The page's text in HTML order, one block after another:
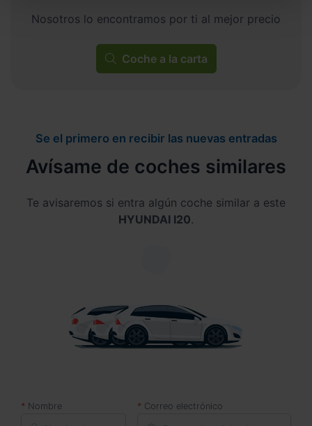
Nosotros lo encontramos por ti al mejor precio
Coche a la carta
Se el primero en recibir las nuevas entradas
Avísame de coches similares
Te avisaremos si entra algún coche similar a este
HYUNDAI I20.
Nombre Correo electrónico